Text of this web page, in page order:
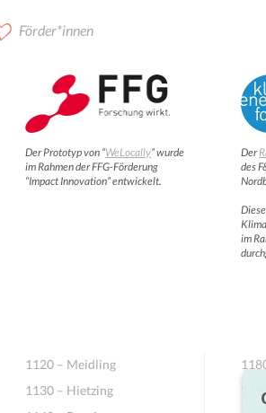
Förder*innen
Der Prototyp von “WeLocally” wurde
im Rahmen der FFG-Förderung
“Impact Innovation” entwickelt.
Der
des
im
1120 – Meidling
1130 – Hietzing